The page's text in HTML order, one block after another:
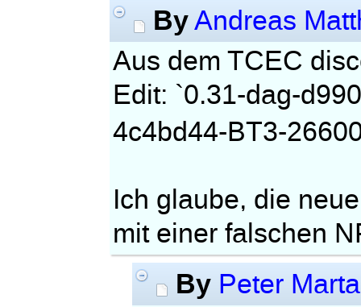
ByAndreas
Aus dem TCEC
Edit: `0.31-dag-
4c4bd44-BT3-
Ich glaube, die
mit einer falschen
By Peter